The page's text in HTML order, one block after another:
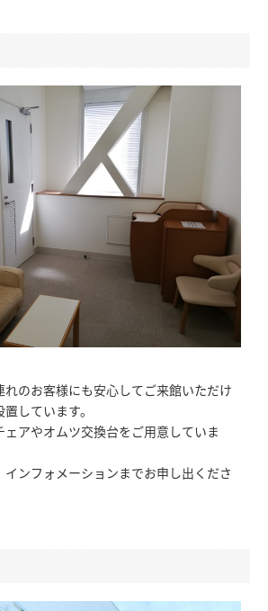
のお客様にも安心してご来館いただけ
しています。
アやオムツ交換台をご用意していま
インフォメーションまでお申し出くださ